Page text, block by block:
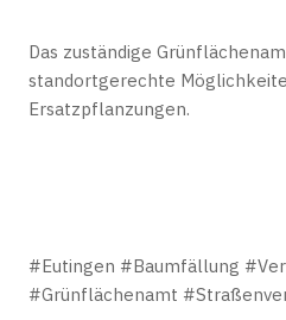
Das zuständige
standortgerechte
Ersatzpflanzungen.
#Eutingen #Baumfällung
#Grünflächenamt